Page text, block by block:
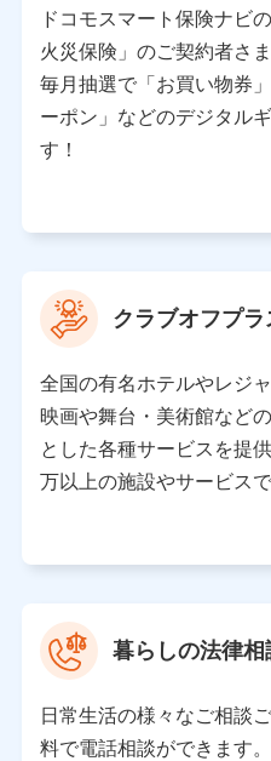
を受けている保険会社・
情報を提供するため、ま
ため、またそれらに付帯
ドコモおよび提携会社の
（各サービスで取得した
トの閲覧履歴、購買履歴
ータを分析して、お客さ
上記に係る案内・手続き
【当該個人データの管理につ
所・代表者名】
当該個人データを取り扱う各
り）
東京都千代田区永田町2丁目
株式会社NTTドコモ 代表取
東京都中央区日本橋人形町
ビル 3F
※ 当社および株式会社NTT
データ憲章」に定める行動原
※ パーソナルデータダッシ
ドコモスマート保険ナビ
火災保険」のご契約者さま
毎月抽選で「お買い物券
ーポン」などのデジタル
す！
クラブオフプラ
全国の有名ホテルやレジ
映画や舞台・美術館など
とした各種サービスを提
万以上の施設やサービス
暮らしの法律
日常生活の様々なご相談
料で電話相談ができます